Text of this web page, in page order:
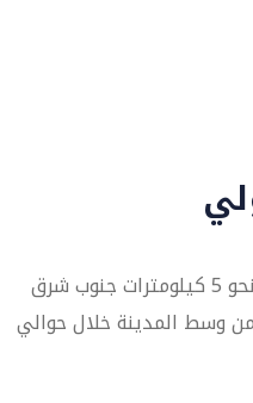
يقع مطار بوخارا الدولي على بُعد نحو 5 كيلومترات جنوب شرق
من وسط المدينة خلال حوالي